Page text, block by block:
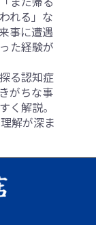
れる」な
事に遭遇
た経験が
る認知症
がちな事
く解説。
解が深ま